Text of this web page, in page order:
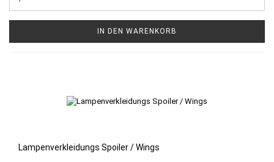
IN DEN WARENKORB
Lampenverkleidungs Spoiler / Wings